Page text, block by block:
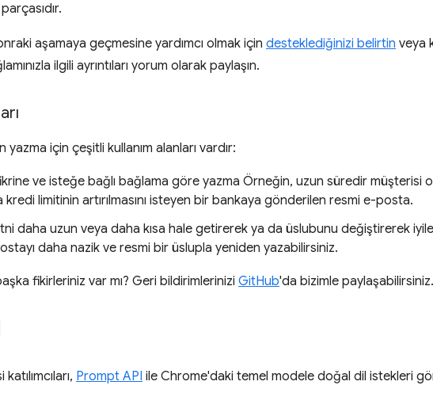
aşamaya geçmesine yardımcı olmak için desteklediğinizi belirtin veya
ilgili ayrıntıları yorum olarak paylaşın.
yazma için çeşitli kullanım alanları vardır:
ve isteğe bağlı bağlama göre yazma Örneğin, uzun süredir müşterisi
kredi limitinin artırılmasını isteyen bir bankaya gönderilen resmi e-posta.
daha uzun veya daha kısa hale getirerek ya da üslubunu değiştirerek
daha nazik ve resmi bir üslupla yeniden yazabilirsiniz.
fikirleriniz var mı? Geri bildirimlerinizi GitHub'da bizimle paylaşabilirsiniz.
Prompt API ile Chrome'daki temel modele doğal dil istekleri